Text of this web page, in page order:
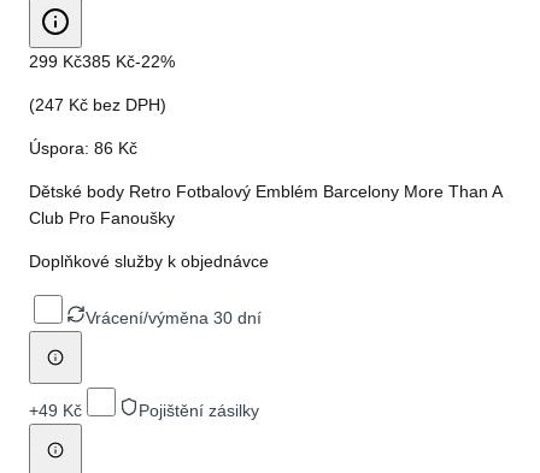
299 Kč385 Kč-22%
(247 Kč bez DPH)
Úspora: 86 Kč
Dětské body Retro Fotbalový Emblém Barcelony More Than A
Club Pro Fanoušky
Doplňkové služby k objednávce
Vrácení/výměna 30 dní
+49 Kč Pojištění zásilky